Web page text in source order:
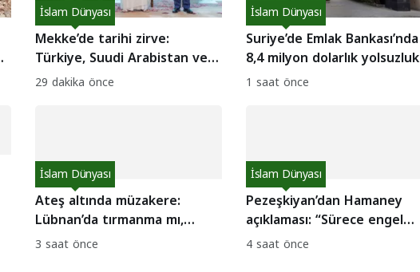
Mekke’de tarihi zirve:
Türkiye, Suudi Arabistan ve
Pakistan’dan ortak savunma
İslam Dünyası
29 dakika önce
Suriye’de Emlak Bankası’nda
8,4 milyon dolarlık yolsuzluk
skandalı!
İslam Dünyası
1 saat önce
Ateş altında müzakere:
Lübnan’da tırmanma mı,
sükunet mi?
İslam Dünyası
3 saat önce
Pezeşkiyan’dan Hamaney
açıklaması: “Sürece engel
olmadı!”
İslam Dünyası
4 saat önce